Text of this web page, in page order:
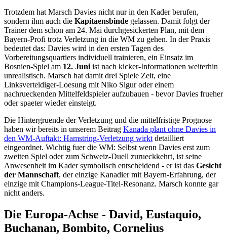
Trotzdem hat Marsch Davies nicht nur in den Kader berufen,
sondern ihm auch die Kapitaensbinde gelassen. Damit folgt der
Trainer dem schon am 24. Mai durchgesickerten Plan, mit dem
Bayern-Profi trotz Verletzung in die WM zu gehen. In der Praxis
bedeutet das: Davies wird in den ersten Tagen des
Vorbereitungsquartiers individuell trainieren, ein Einsatz im
Bosnien-Spiel am 12. Juni ist nach kicker-Informationen weiterhin
unrealistisch. Marsch hat damit drei Spiele Zeit, eine
Linksverteidiger-Loesung mit Niko Sigur oder einem
nachrueckenden Mittelfeldspieler aufzubauen - bevor Davies frueher
oder spaeter wieder einsteigt.
Die Hintergruende der Verletzung und die mittelfristige Prognose
haben wir bereits in unserem Beitrag Kanada plant ohne Davies in
den WM-Auftakt: Hamstring-Verletzung wirkt detailliert
eingeordnet. Wichtig fuer die WM: Selbst wenn Davies erst zum
zweiten Spiel oder zum Schweiz-Duell zurueckkehrt, ist seine
Anwesenheit im Kader symbolisch entscheidend - er ist das Gesicht
der Mannschaft, der einzige Kanadier mit Bayern-Erfahrung, der
einzige mit Champions-League-Titel-Resonanz. Marsch konnte gar
nicht anders.
Die Europa-Achse - David, Eustaquio,
Buchanan, Bombito, Cornelius